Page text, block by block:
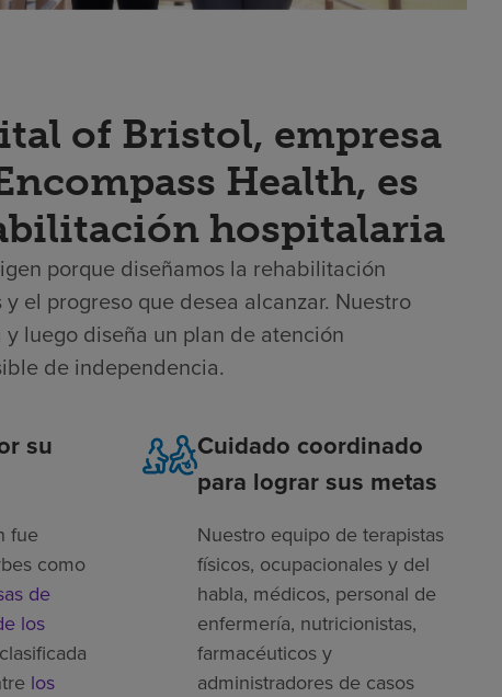
of Bristol, empresa
Health, es
hospitalaria
porque diseñamos la rehabilitación
el progreso que desea alcanzar. Nuestro
luego diseña un plan de atención
de independencia.
su
fue
como
de
los
los
Cuidado coordinado
para lograr sus metas
Nuestro equipo de terapistas
físicos, ocupacionales y del
habla, médicos, personal de
enfermería, nutricionistas,
farmacéuticos y
administradores de casos